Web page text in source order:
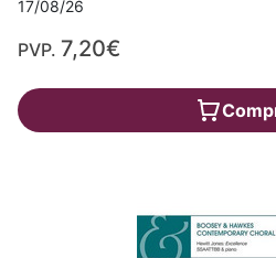
17/08/26
PVP. 7,20€